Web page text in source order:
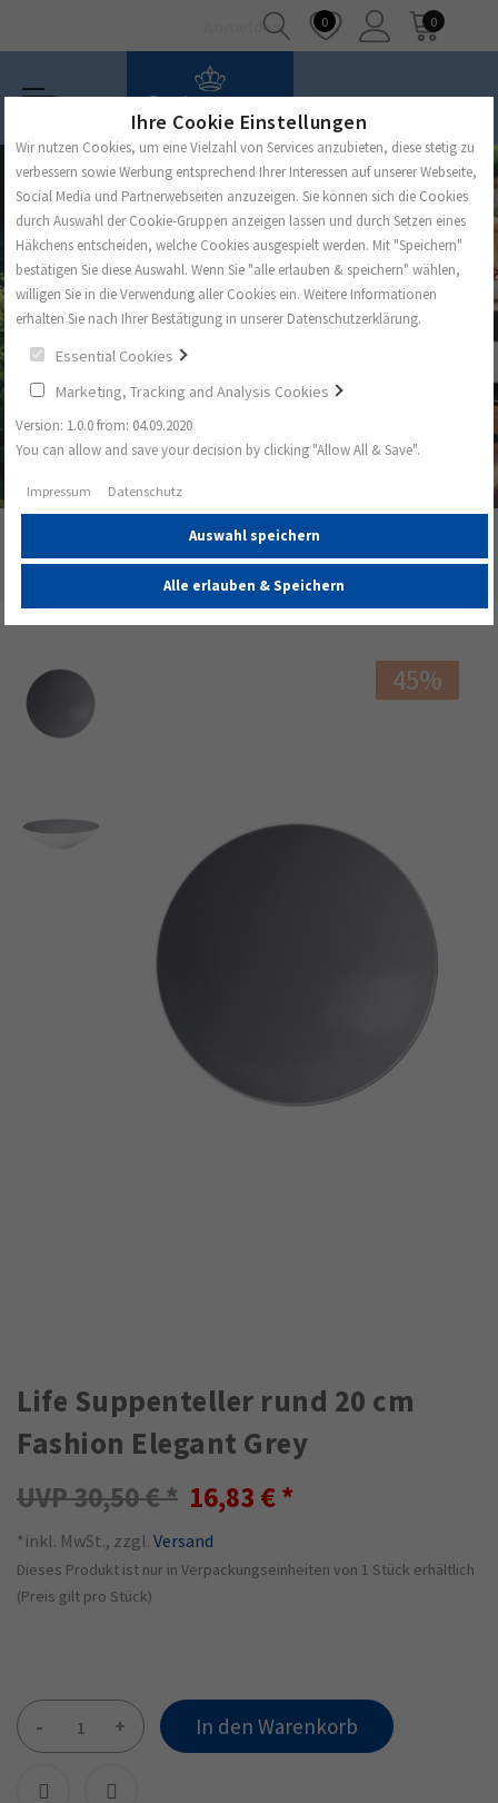
Anmelden 0 0
Life Suppenteller rund 20 cm Fashion Elegant Grey
45%
Life Suppenteller rund 20 cm
Fashion Elegant Grey
30,50 € 16,83 €
*inkl. MwSt., zzgl. Versand
Dieses Produkt ist nur in Verpackungseinheiten von 1 Stück erhältlich
(Preis gilt pro Stück)
- + In den Warenkorb
Ihre Cookie Einstellungen
Wir nutzen Cookies, um eine Vielzahl von Services anzubieten, diese stetig zu
verbessern sowie Werbung entsprechend Ihrer Interessen auf unserer Webseite,
Social Media und Partnerwebseiten anzuzeigen. Sie können sich die Cookies
durch Auswahl der Cookie-Gruppen anzeigen lassen und durch Setzen eines
Häkchens entscheiden, welche Cookies ausgespielt werden. Mit "Speichern"
bestätigen Sie diese Auswahl. Wenn Sie "alle erlauben & speichern" wählen,
willigen Sie in die Verwendung aller Cookies ein. Weitere Informationen
erhalten Sie nach Ihrer Bestätigung in unserer Datenschutzerklärung.
Essential Cookies
Marketing, Tracking and Analysis Cookies
Version: 1.0.0 from: 04.09.2020
You can allow and save your decision by clicking "Allow All & Save".
Impressum Datenschutz
Auswahl speichern
Alle erlauben & Speichern